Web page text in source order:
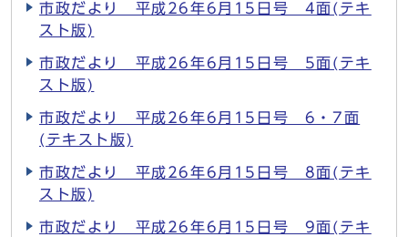
市政だより 平成26年6月15日号 4面(テキ
スト版)
市政だより 平成26年6月15日号 5面(テキ
スト版)
市政だより 平成26年6月15日号 6・7面
(テキスト版)
市政だより 平成26年6月15日号 8面(テキ
スト版)
市政だより 平成26年6月15日号 9面(テキ